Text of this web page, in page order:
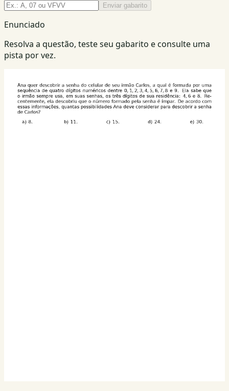
Enviar gabarito
Enunciado
Resolva a questão, teste seu gabarito e consulte uma
pista por vez.